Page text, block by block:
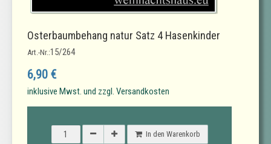
Osterbaumbehang natur Satz 4 Hasenkinder
Art.-Nr.:15/264
6,90 €
inklusive Mwst. und zzgl. Versandkosten
In den Warenkorb